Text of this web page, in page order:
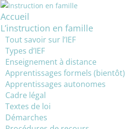
Accueil
L’instruction en famille
Tout savoir sur l’IEF
Types d’IEF
Enseignement à distance
Apprentissages formels (bientôt)
Apprentissages autonomes
Cadre légal
Textes de loi
Démarches